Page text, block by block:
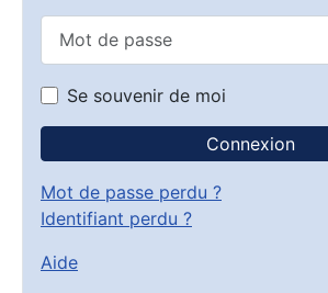
Se souvenir de moi
Connexion
Mot de passe perdu ?
Identifiant perdu ?
Aide